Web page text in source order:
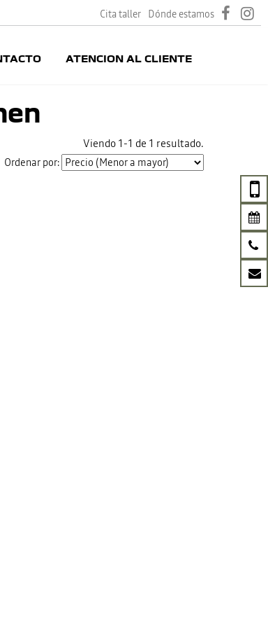
Cita taller Dónde estamos
ATENCION AL CLIENTE
Viendo 1-1 de 1 resultado.
Ordenar por: